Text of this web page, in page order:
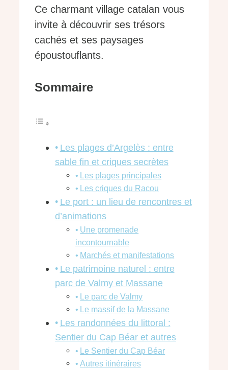
Ce charmant village catalan vous
invite à découvrir ses trésors
cachés et ses paysages
époustouflants.
Sommaire
Les plages d’Argelès : entre
sable fin et criques secrètes
Les plages principales
Les criques du Racou
Le port : un lieu de rencontres et
d’animations
Une promenade
incontournable
Marchés et manifestations
Le patrimoine naturel : entre
parc de Valmy et Massane
Le parc de Valmy
Le massif de la Massane
Les randonnées du littoral :
Sentier du Cap Béar et autres
Le Sentier du Cap Béar
Autres itinéraires